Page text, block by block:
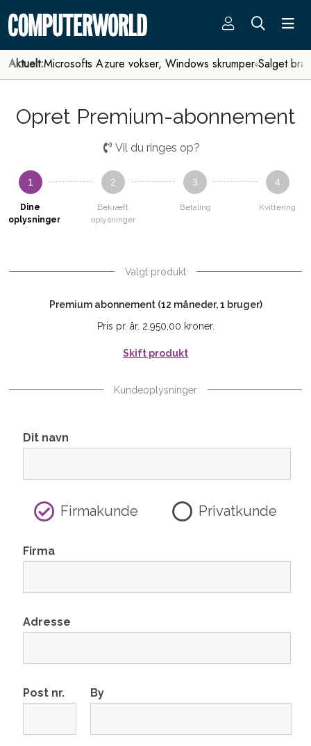
Aktuelt:Microsofts Azure vokser, Windows skrumper Salget
Opret Premium-abonnement
Vil du ringes op?
1
Dine
oplysninger
2
Bekræft
oplysninger
3
Betaling
4
Kvittering
Valgt produkt
Premium abonnement (12 måneder, 1 bruger)
Pris pr. år. 2.950,00 kroner.
Skift produkt
Kundeoplysninger
Dit navn
Firmakunde Privatkunde
Firma
Adresse
Post nr. By